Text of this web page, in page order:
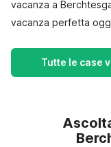
vacanza a
vacanza perfetta
Tutte le case